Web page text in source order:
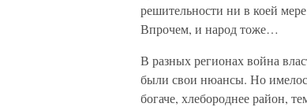
решительности ни в коей
Впрочем, и народ тоже…
В разных регионах война
были свои нюансы. Но
богаче, хлебороднее район,